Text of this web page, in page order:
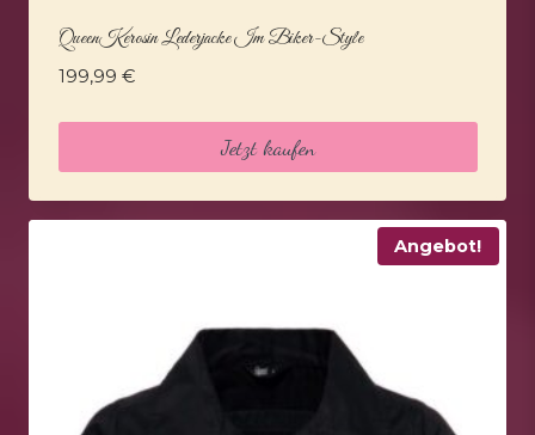
QueenKerosin Lederjacke Im Biker-Style
199,99 €
Jetzt kaufen
Angebot!